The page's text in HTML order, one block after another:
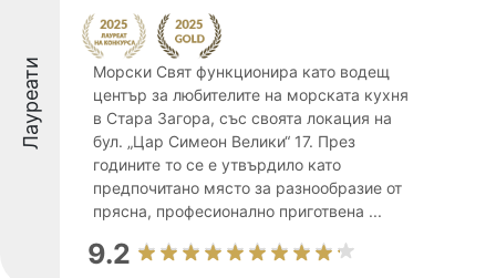
Лауреати
Морски Свят функционира като водещ
център за любителите на морската кухня
в Стара Загора, със своята локация на
бул. „Цар Симеон Велики“ 17. През
годините то се е утвърдило като
предпочитано място за разнообразие от
прясна, професионално приготвена ...
9.2